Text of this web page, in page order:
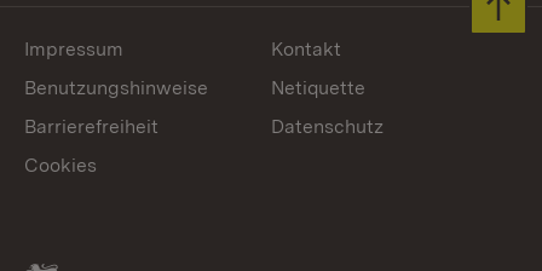
Impressum
Kontakt
Benutzungshinweise
Netiquette
Barrierefreiheit
Datenschutz
Cookies